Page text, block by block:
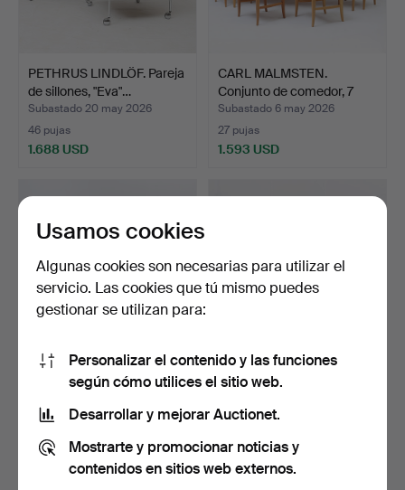
PETHRUS LINDLÖF. Pareja
de sillones, "Eva"…
Subastado 20 may 2026
46 pujas
1.688 USD
CARL MALMSTEN.
Conjunto de comedor, 7
piez…
Subastado 6 may 2026
27 pujas
1.593 USD
PETHRUS LINDLÖF. Un par
de sillones, muebl…
Subastado 20 abr 2026
1.570 USD
BRUNO MATHSSON.
Maths…
Subastado 20 abr 2026
1.488 USD
Usamos cookies
Algunas cookies son necesarias para utilizar el
servicio. Las cookies que tú mismo puedes
gestionar se utilizan para:
Personalizar el contenido y las funciones
según cómo utilices el sitio web.
Desarrollar y mejorar Auctionet.
Mostrarte y promocionar noticias y
contenidos en sitios web externos.